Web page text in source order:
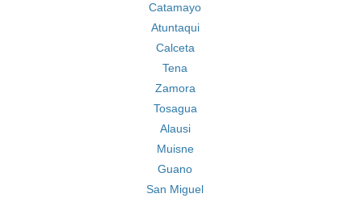
Catamayo
Atuntaqui
Calceta
Tena
Zamora
Tosagua
Alausi
Muisne
Guano
San Miguel